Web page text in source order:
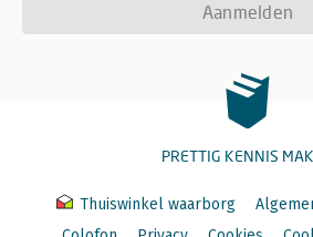
Aanmelden
PRETTIG KENNIS
Thuiswinkel waarborg